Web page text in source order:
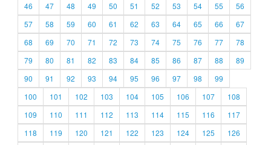
46
47 48 49 50 51 52 53 54 55
56
57
58 59 60 61 62 63 64 65 66
67
68
69 70 71 72 73 74 75 76 77
78
79
80 81 82 83 84 85 86 87 88
89
90
91 92 93 94 95 96 97 98
99
100
101 102 103 104 105 106 107
108
109
110 111 112 113 114 115 116
117
118
119 120 121 122 123 124 125
126